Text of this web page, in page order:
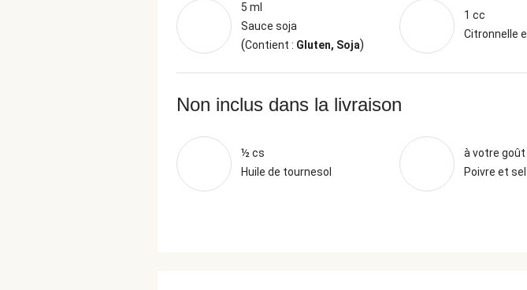
5 ml
Sauce soja
(Contient : Gluten, Soja)
1 cc
Citronnelle
Non inclus dans la livraison
½ cs
Huile de tournesol
à votre goût
Poivre et sel